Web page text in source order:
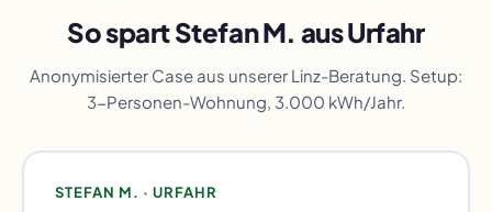
So spart Stefan M. aus Urfahr
Anonymisierter Case aus unserer Linz-Beratung. Setup:
3-Personen-Wohnung, 3.000 kWh/Jahr.
STEFAN M. · URFAHR